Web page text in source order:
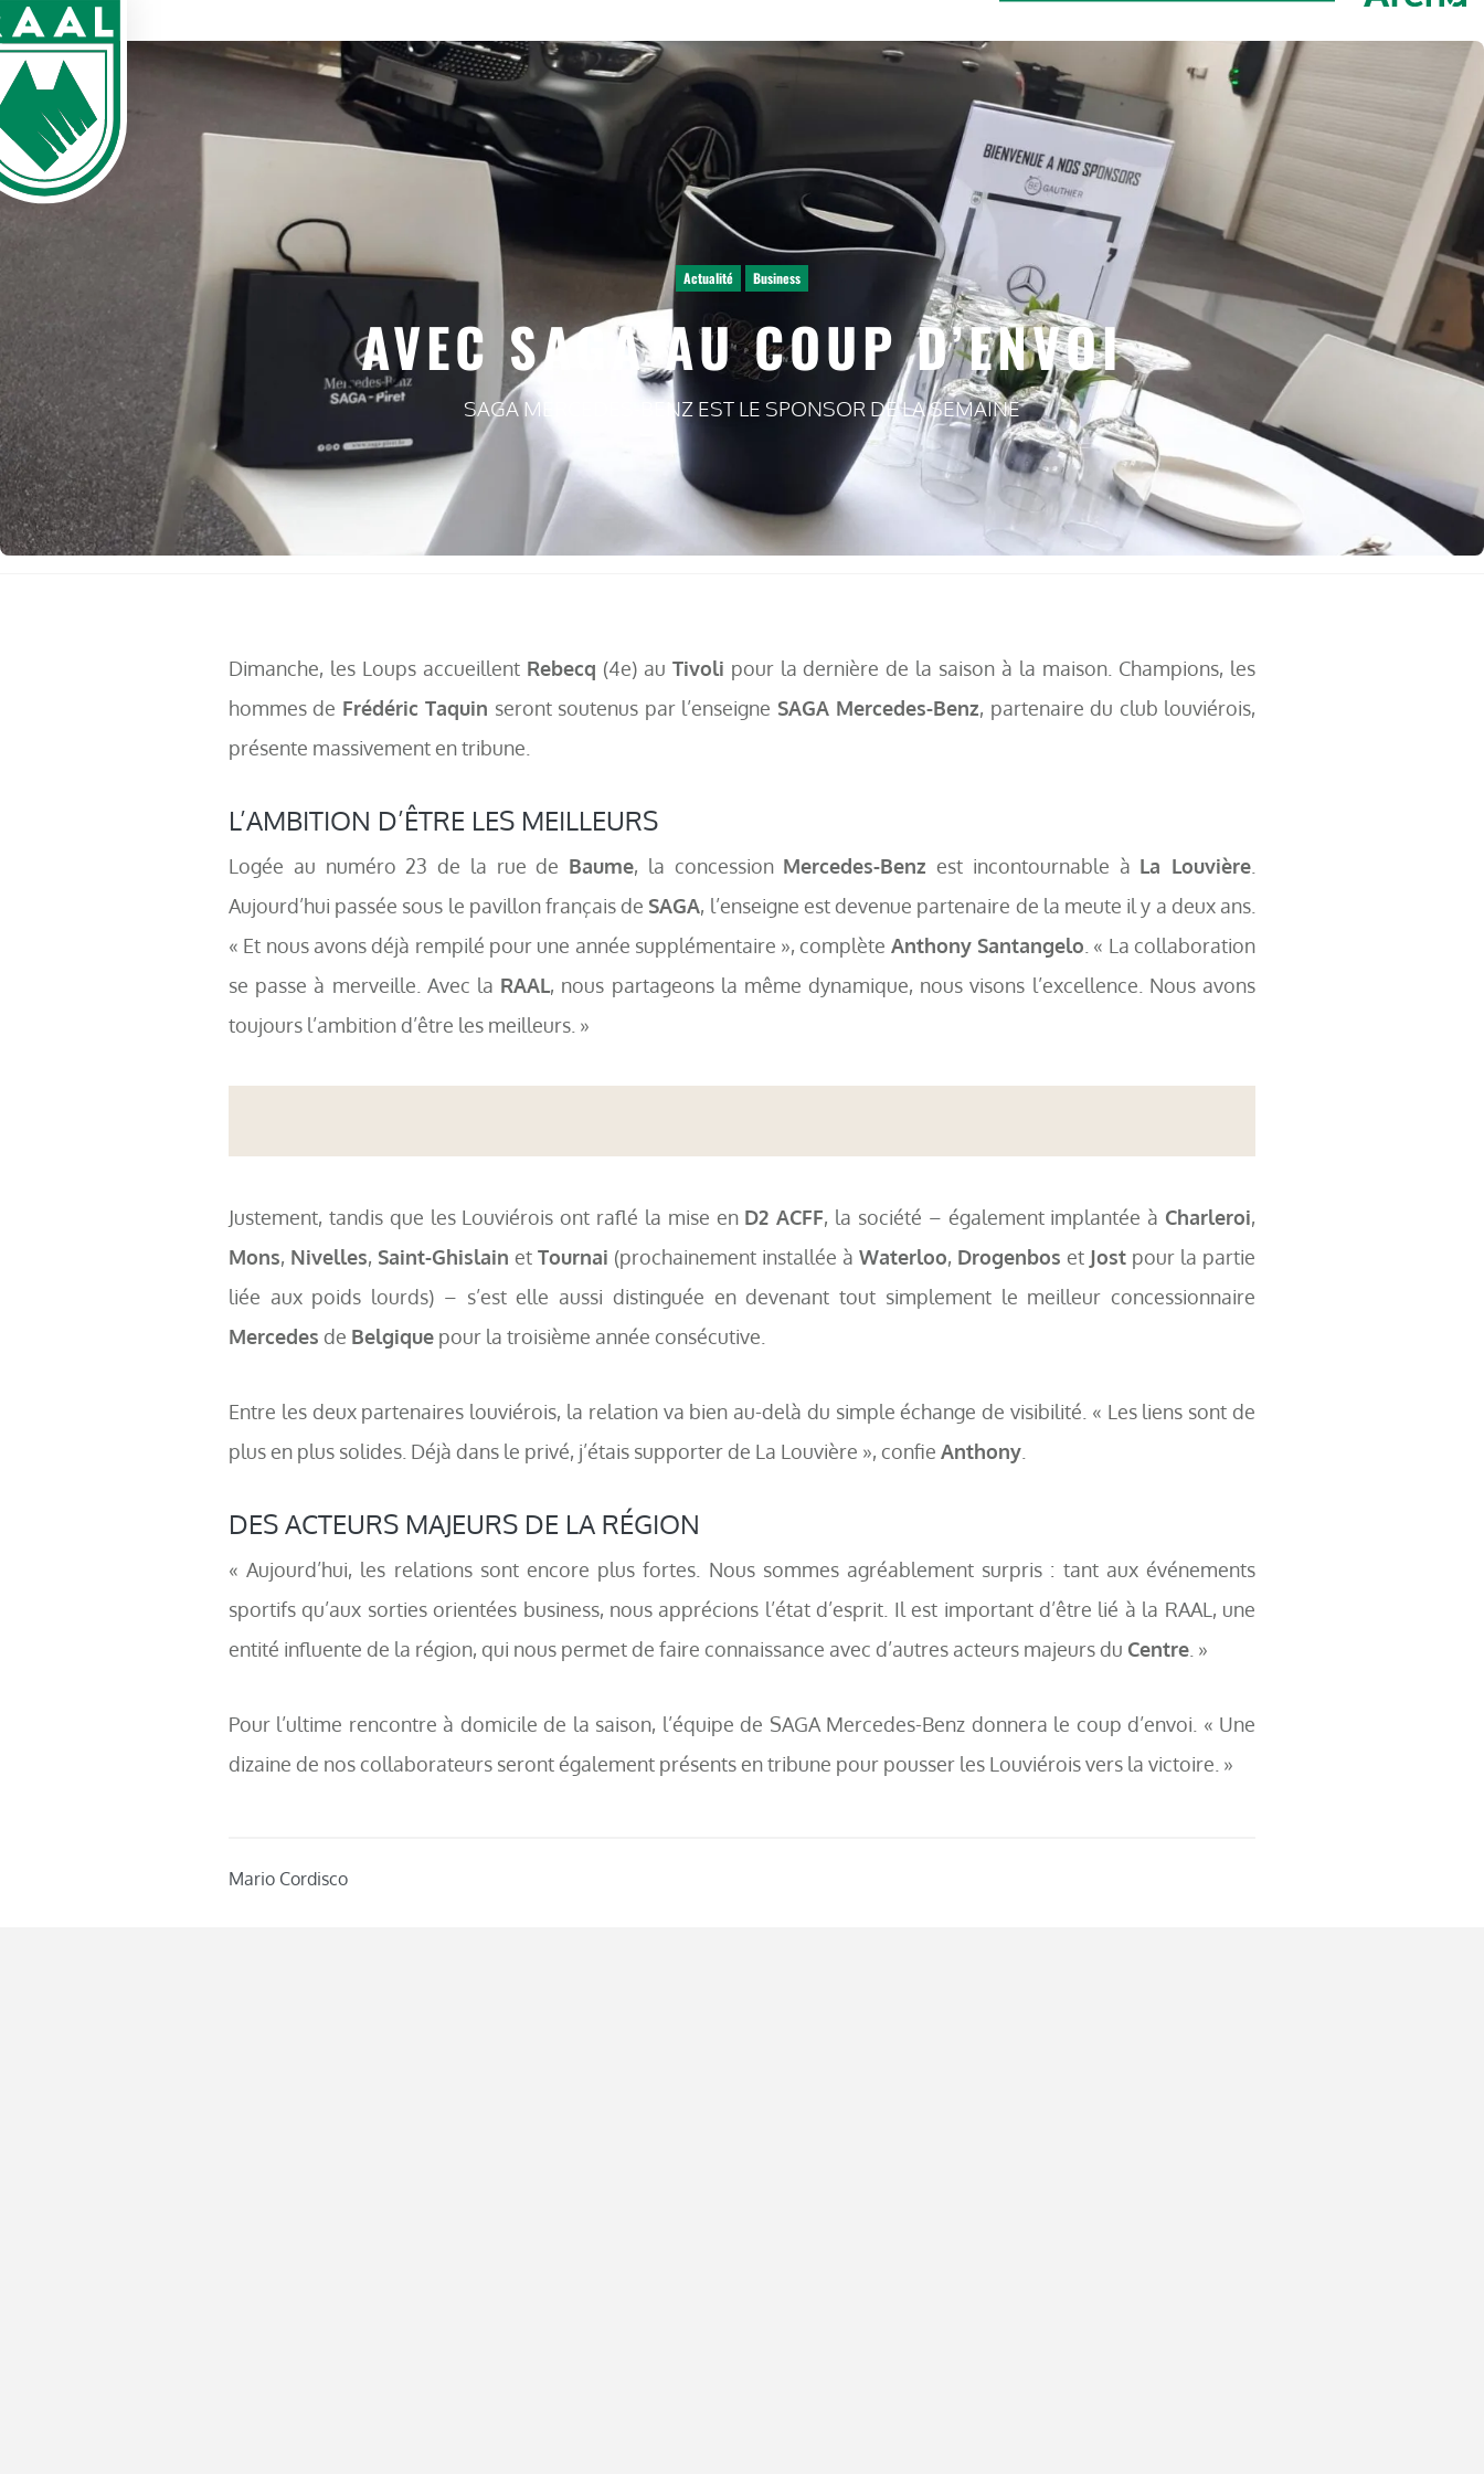
Actualité Business
AVEC SAGA AU COUP D’ENVOI
SAGA MERCEDES-BENZ EST LE SPONSOR DE LA SEMAINE
Mario Cordisco
Dimanche, les Loups accueillent Rebecq (4e) au Tivoli pour la dernière de la saison à la maison. Champions, les
hommes de Frédéric Taquin seront soutenus par l’enseigne SAGA Mercedes-Benz, partenaire du club louviérois,
présente massivement en tribune.
L’AMBITION D’ÊTRE LES MEILLEURS
Logée au numéro 23 de la rue de Baume, la concession Mercedes-Benz est incontournable à La Louvière
Aujourd’hui passée sous le pavillon français de SAGA, l’enseigne est devenue partenaire de la meute il y a deux ans.
« Et nous avons déjà rempilé pour une année supplémentaire », complète Anthony Santangelo . « La collaboration
se passe à merveille. Avec la RAAL, nous partageons la même dynamique, nous visons l’excellence. Nous avons
toujours l’ambition d’être les meilleurs. »
Justement, tandis que les Louviérois ont raflé la mise en D2 ACFF, la société – également implantée à Charleroi,
Mons, Nivelles, Saint-Ghislain et Tournai (prochainement installée à Waterloo, Drogenbos et Jost pour la partie
liée aux poids lourds) – s’est elle aussi distinguée en devenant tout simplement le meilleur concessionnaire
Mercedes de Belgique pour la troisième année consécutive.
Entre les deux partenaires louviérois, la relation va bien au-delà du simple échange de visibilité. « Les liens sont de
plus en plus solides. Déjà dans le privé, j’étais supporter de La Louvière », confie Anthony
DES ACTEURS MAJEURS DE LA RÉGION
« Aujourd’hui, les relations sont encore plus fortes. Nous sommes agréablement surpris : tant aux événements
sportifs qu’aux sorties orientées business, nous apprécions l’état d’esprit. Il est important d’être lié à la RAAL, une
entité influente de la région, qui nous permet de faire connaissance avec d’autres acteurs majeurs du Centre . »
Pour l’ultime rencontre à domicile de la saison, l’équipe de SAGA Mercedes-Benz donnera le coup d’envoi. « Une
dizaine de nos collaborateurs seront également présents en tribune pour pousser les Louviérois vers la victoire. »